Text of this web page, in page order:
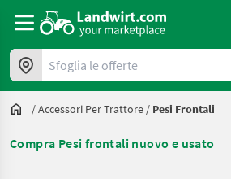
Sfoglia le offerte
/Accessori Per Trattore / Pesi Frontali
Compra Pesi frontali nuovo e usato